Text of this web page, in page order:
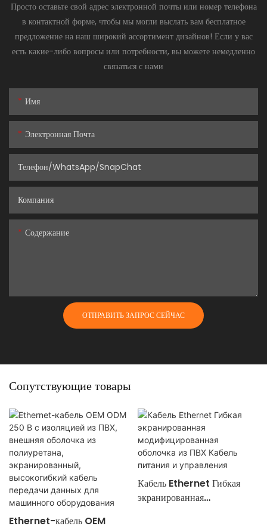
Просто оставьте свой адрес электронной почты или номер телефона
в контактной форме, чтобы мы могли выслать вам бесплатное
предложение на наш широкий ассортимент дизайнов! Если у вас
есть какие-либо вопросы или потребности, вы можете немедленно
связаться с нами
Имя
Электронная Почта
Телефон/WhatsApp/SnapChat
Компания
Содержание
ОТПРАВИТЬ ЗАПРОС СЕЙЧАС
Сопутствующие товары
Ethernet-кабель OEM
Кабель Ethernet Гибкая
экранированная